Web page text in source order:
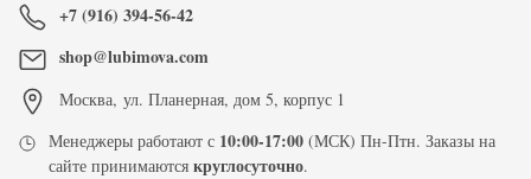
+7 (916) 394-56-42
shop@lubimova.com
Москва, ул. Планерная, дом 5, корпус 1
Менеджеры работают с 10:00-17:00 (МСК) Пн-Птн. Заказы на
сайте принимаютсякруглосуточно.